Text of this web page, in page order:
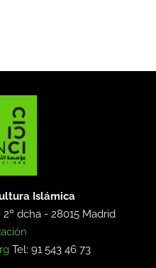
Islámica
2º dcha -28015 Madrid
Tel: 91 543 46 73